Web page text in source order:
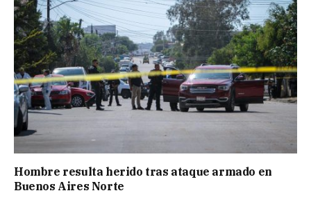
Hombre resulta herido tras ataque armado en
Buenos Aires Norte